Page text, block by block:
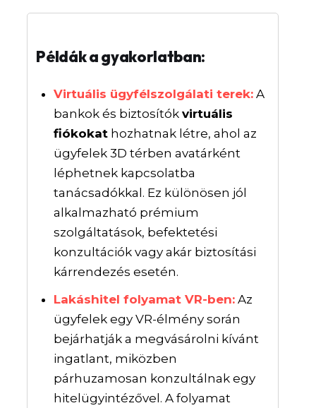
Példák a gyakorlatban:
Virtuális ügyfélszolgálati terek: A
bankok és biztosítókvirtuális
fiókokat hozhatnak létre, ahol az
ügyfelek 3D térben avatárként
léphetnek kapcsolatba
tanácsadókkal. Ez különösen jól
alkalmazható prémium
szolgáltatások, befektetési
konzultációk vagy akár biztosítási
kárrendezés esetén.
Lakáshitel folyamat VR-ben: Az
ügyfelek egy VR-élmény során
bejárhatják a megvásárolni kívánt
ingatlant, miközben
párhuzamosan konzultálnak egy
hitelügyintézővel. A folyamat